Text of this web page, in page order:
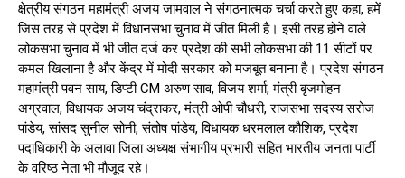
क्षेत्रीय संगठन महामंत्री अजय जामवाल ने संगठनात्मक चर्चा करते हुए कहा, हमें
जिस तरह से प्रदेश में विधानसभा चुनाव में जीत मिली है। इसी तरह होने वाले
लोकसभा चुनाव में भी जीत दर्ज कर प्रदेश की सभी लोकसभा की 11 सीटों पर
कमल खिलाना है और केंद्र में मोदी सरकार को मजबूत बनाना है। प्रदेश संगठन
महामंत्री पवन साय, डिप्टी CM अरुण साव, विजय शर्मा, मंत्री बृजमोहन
अग्रवाल, विधायक अजय चंद्राकर, मंत्री ओपी चौधरी, राजसभा सदस्य सरोज
पांडेय, सांसद सुनील सोनी, संतोष पांडेय, विधायक धरमलाल कौशिक, प्रदेश
पदाधिकारी के अलावा जिला अध्यक्ष संभागीय प्रभारी सहित भारतीय जनता पार्टी
के वरिष्ठ नेता भी मौजूद रहे।